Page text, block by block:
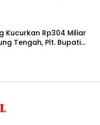
Kucurkan Rp304 Miliar
Tengah, Plt. Bupati